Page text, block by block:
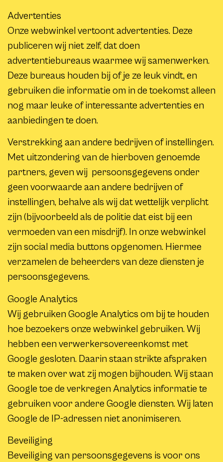
Advertenties
Onze webwinkel vertoont advertenties. Deze
publiceren wij niet zelf, dat doen
advertentiebureaus waarmee wij samenwerken.
Deze bureaus houden bij of je ze leuk vindt, en
gebruiken die informatie om in de toekomst alleen
nog maar leuke of interessante advertenties en
aanbiedingen te doen.
Verstrekking aan andere bedrijven of instellingen.
Met uitzondering van de hierboven genoemde
partners, geven wij persoonsgegevens onder
geen voorwaarde aan andere bedrijven of
instellingen, behalve als wij dat wettelijk verplicht
zijn (bijvoorbeeld als de politie dat eist bij een
vermoeden van een misdrijf). In onze webwinkel
zijn social media buttons opgenomen. Hiermee
verzamelen de beheerders van deze diensten je
persoonsgegevens.
Google Analytics
Wij gebruiken Google Analytics om bij te houden
hoe bezoekers onze webwinkel gebruiken. Wij
hebben een verwerkersovereenkomst met
Google gesloten. Daarin staan strikte afspraken
te maken over wat zij mogen bijhouden. Wij staan
Google toe de verkregen Analytics informatie te
gebruiken voor andere Google diensten. Wij laten
Google de IP-adressen niet anonimiseren.
Beveiliging
Beveiliging van persoonsgegevens is voor ons